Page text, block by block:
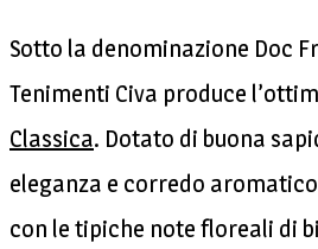
Sotto la denominazione Doc
Tenimenti Civa produce
Classica. Dotato di buona
eleganza e corredo
con le tipiche note floreali di